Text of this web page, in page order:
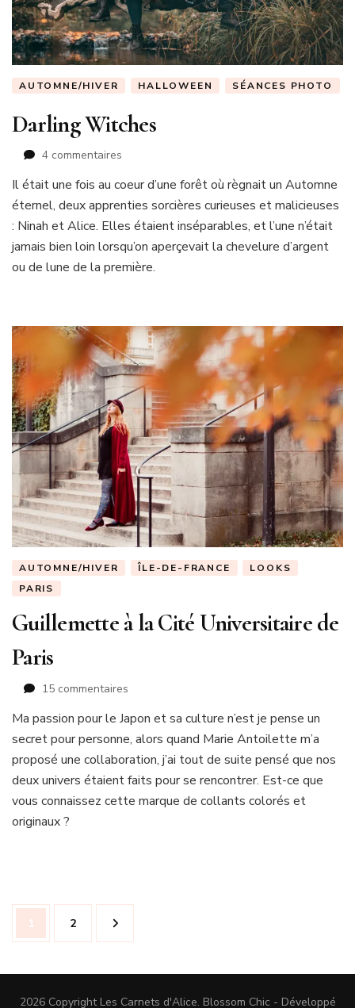
AUTOMNE/HIVER HALLOWEEN SÉANCES PHOTO
Darling Witches
4 commentaires
Witches
Il était une fois au coeur d’une forêt où règnait un Automne
éternel, deux apprenties sorcières curieuses et malicieuses
: Ninah et Alice. Elles étaient inséparables, et l’une n’était
jamais bien loin lorsqu’on aperçevait la chevelure d’argent
ou de lune de la première.
AUTOMNE/HIVER ÎLE-DE-FRANCE
LOOKS
PARIS
Guillemette à la Cité Universitaire de
Paris
15 commentaires
à
la
Cité
Universitaire
de
Paris
Ma passion pour le Japon et sa culture n’est je pense un
secret pour personne, alors quand Marie Antoilette m’a
proposé une collaboration, j’ai tout de suite pensé que nos
deux univers étaient faits pour se rencontrer. Est-ce que
vous connaissez cette marque de collants colorés et
originaux ?
Navigation
desPage
1 Page
2
2026 Copyright Les Carnets d'Alice. Blossom Chic - Développé